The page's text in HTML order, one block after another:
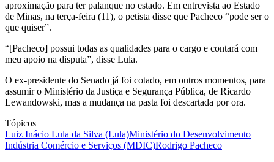
aproximação para ter palanque no estado. Em entrevista ao Estado
de Minas, na terça-feira (11), o petista disse que Pacheco “pode ser o
que quiser”.
“[Pacheco] possui todas as qualidades para o cargo e contará com
meu apoio na disputa”, disse Lula.
O ex-presidente do Senado já foi cotado, em outros momentos, para
assumir o Ministério da Justiça e Segurança Pública, de Ricardo
Lewandowski, mas a mudança na pasta foi descartada por ora.
Tópicos
Luiz Inácio Lula da Silva (Lula)Ministério do Desenvolvimento
Indústria Comércio e Serviços (MDIC)Rodrigo Pacheco